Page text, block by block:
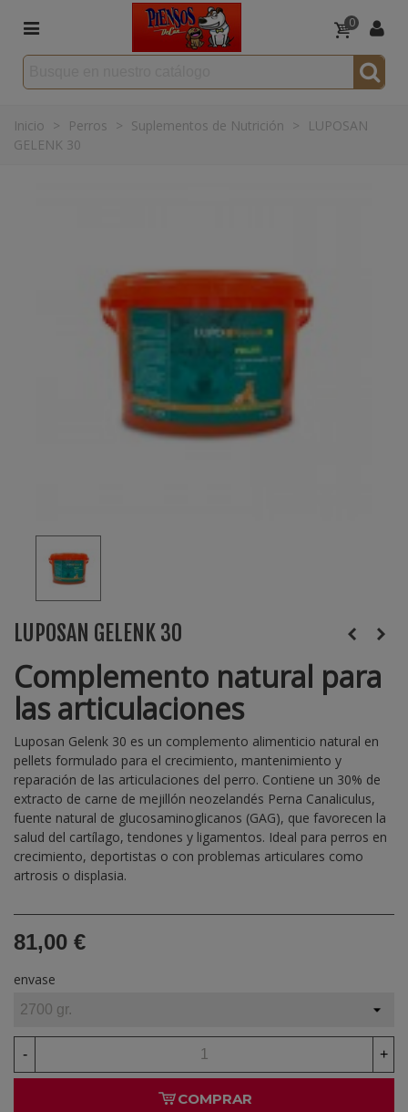
0
Inicio > Perros > Suplementos de Nutrición >
LUPOSAN
GELENK 30
LUPOSAN GELENK 30
Complemento natural para
las articulaciones
Luposan Gelenk 30 es un complemento alimenticio natural en
pellets formulado para el crecimiento, mantenimiento y
reparación de las articulaciones del perro. Contiene un 30% de
extracto de carne de mejillón neozelandés Perna Canaliculus,
fuente natural de glucosaminoglicanos (GAG), que favorecen la
salud del cartílago, tendones y ligamentos. Ideal para perros en
crecimiento, deportistas o con problemas articulares como
artrosis o displasia.
81,00 €
envase
- +
COMPRAR